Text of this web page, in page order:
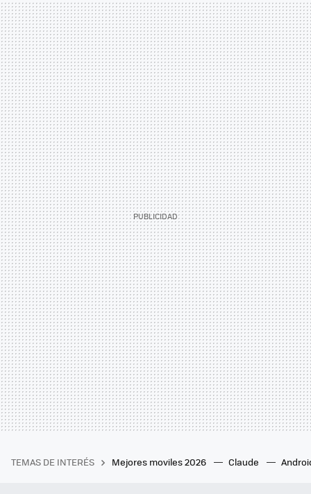
TEMAS DE INTERÉS Mejores moviles 2026 Claude